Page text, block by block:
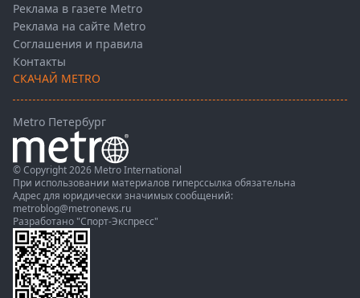
Реклама в газете Metro
Реклама на сайте Metro
Соглашения и правила
Контакты
СКАЧАЙ METRO
Metro Петербург
© Copyright 2026 Metro International
При использовании материалов гиперссылка обязательна
Адрес для юридически значимых сообщений:
metroblog@metronews.ru
Разработано "Спорт-Экспресс"